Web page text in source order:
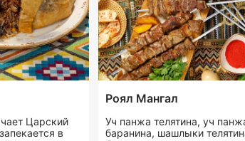
Царский
в
Роял Мангал
Уч панжа телятина, уч
баранина, шашлыки